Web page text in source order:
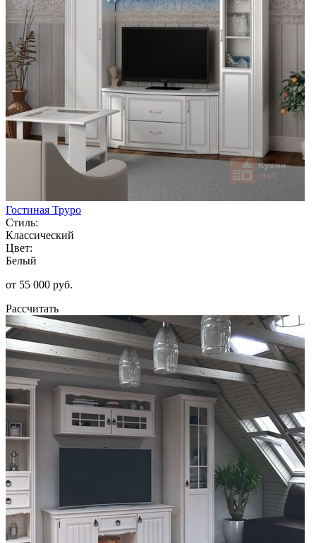
Гостиная Труро
Стиль:
Классический
Цвет:
Белый
от 55 000 руб.
Рассчитать